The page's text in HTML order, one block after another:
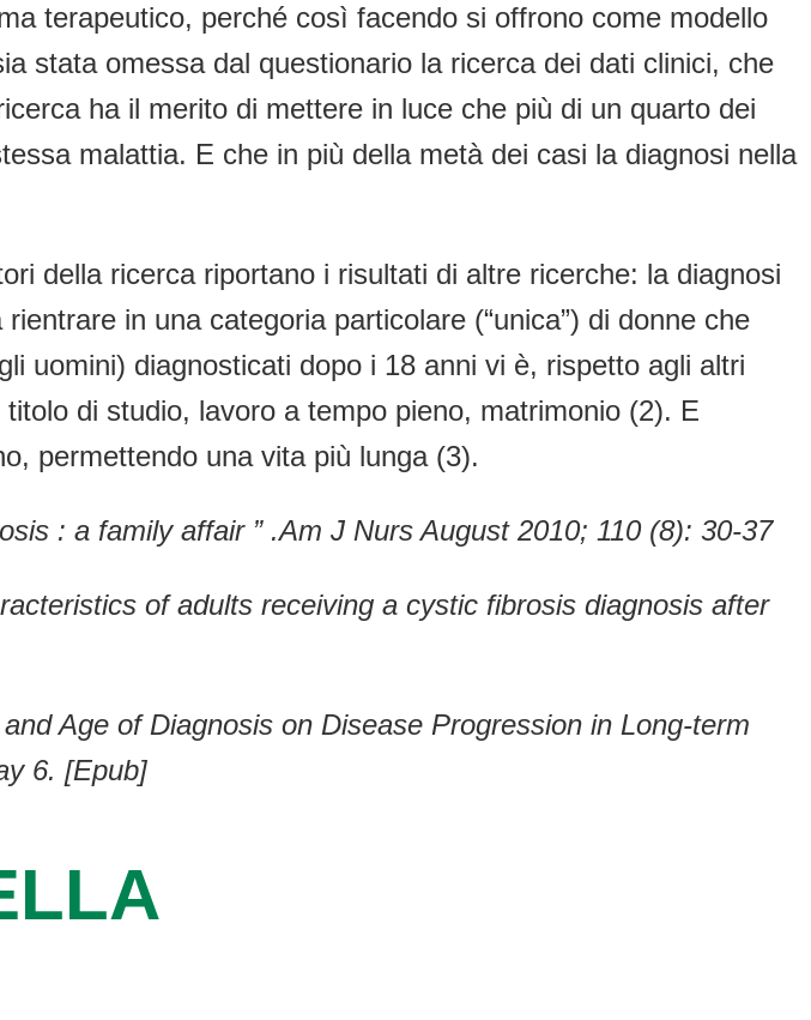
terapeutico, perché così facendo si offrono come modello
stata omessa dal questionario la ricerca dei dati clinici, che
ha il merito di mettere in luce che più di un quarto dei
malattia. E che in più della metà dei casi la diagnosi nella
della ricerca riportano i risultati di altre ricerche: la diagnosi
in una categoria particolare (“unica”) di donne che
uomini) diagnosticati dopo i 18 anni vi è, rispetto agli altri
di studio, lavoro a tempo pieno, matrimonio (2). E
permettendo una vita più lunga (3).
: a family affair ” .Am J Nurs August 2010; 110 (8): 30-37
of adults receiving a cystic fibrosis diagnosis after
Age of Diagnosis on Disease Progression in Long-term
6. [Epub]